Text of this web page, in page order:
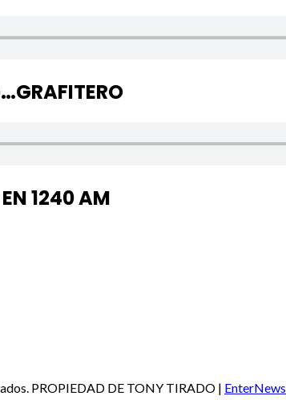
1240 AM
PROPIEDAD DE TONY TIRADO | EnterNews